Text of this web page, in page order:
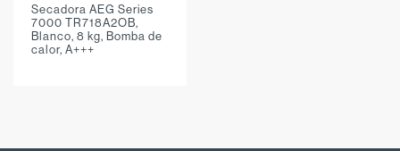
Secadora AEG Series
7000 TR718A2OB,
Blanco, 8 kg, Bomba de
calor, A+++